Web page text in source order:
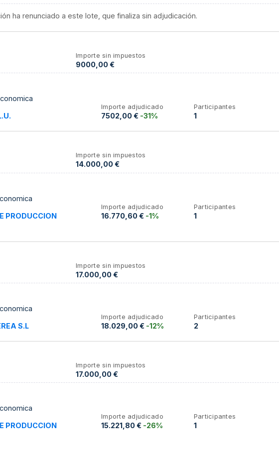
ha renunciado a este lote, que finaliza sin adjudicación.
Importe sin impuestos
9000,00 €
Importe adjudicado
7502,00 € -31%
Participantes
1
Importe sin impuestos
14.000,00 €
PRODUCCION
Importe adjudicado
16.770,60 € -1%
Participantes
1
Importe sin impuestos
17.000,00 €
S.L
Importe adjudicado
18.029,00 € -12%
Participantes
2
Importe sin impuestos
17.000,00 €
PRODUCCION
Importe adjudicado
15.221,80 € -26%
Participantes
1